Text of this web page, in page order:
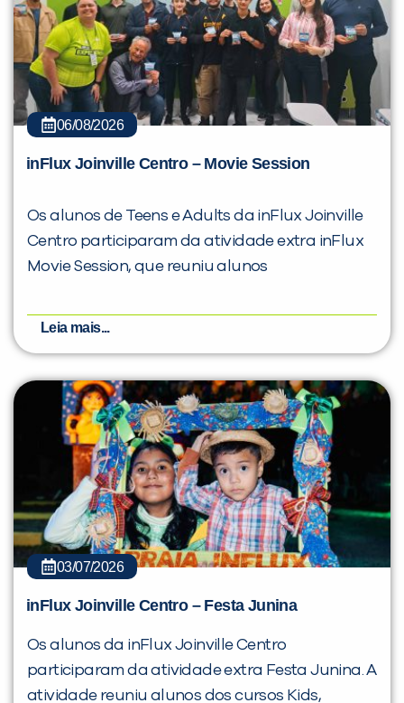
06/08/2026
inFlux Joinville Centro – Movie Session
Os alunos de Teens e Adults da inFlux Joinville
Centro participaram da atividade extra inFlux
Movie Session, que reuniu alunos
Leia mais...
03/07/2026
inFlux Joinville Centro – Festa Junina
Os alunos da inFlux Joinville Centro
participaram da atividade extra Festa Junina. A
atividade reuniu alunos dos cursos Kids,